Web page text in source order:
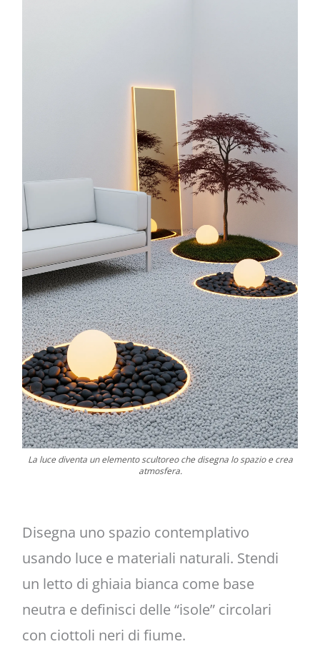
La luce diventa un elemento scultoreo che disegna lo spazio e crea
atmosfera.
Disegna uno spazio contemplativo
usando luce e materiali naturali. Stendi
un letto di ghiaia bianca come base
neutra e definisci delle “isole” circolari
con ciottoli neri di fiume.